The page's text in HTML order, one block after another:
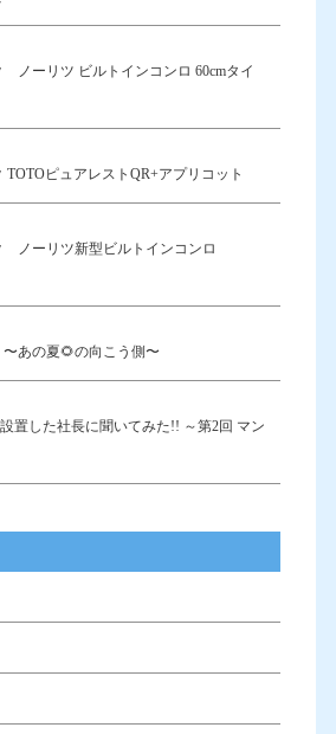
ノーリツ ビルトインコンロ 60cmタイ
TOTOピュアレストQR+アプリコット
ノーリツ新型ビルトインコンロ
あの夏🌻の向こう側〜
置した社長に聞いてみた!! ～第2回 マン